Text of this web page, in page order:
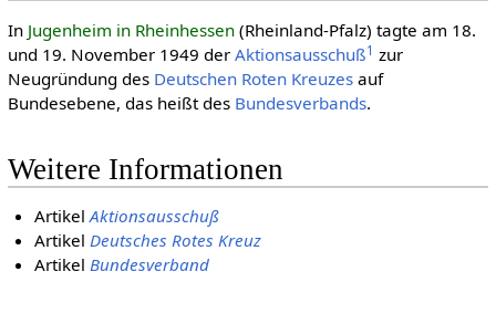
In Jugenheim in Rheinhessen(Rheinland-Pfalz) tagte am 18.
und 19. November 1949 der Aktionsausschuß1 zur
Neugründung des Deut­schen Roten Kreu­zesauf
Bundesebene, das heißt des Bundesverbands.
Weitere Informationen
ArtikelAktionsausschuß
ArtikelDeutsches Rotes Kreuz
ArtikelBundesverband